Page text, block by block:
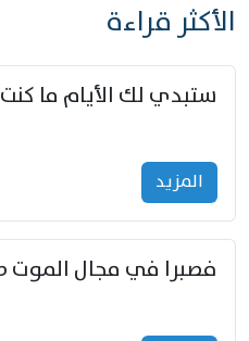
الأكثر قراءة
المزید